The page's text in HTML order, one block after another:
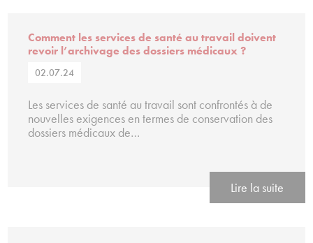
Comment les services de santé au travail doivent
revoir l’archivage des dossiers médicaux ?
02.07.24
Les services de santé au travail sont confrontés à de
nouvelles exigences en termes de conservation des
dossiers médicaux de…
Lire la suite